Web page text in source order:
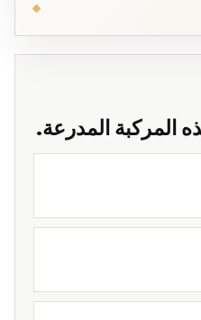
المركبة المدرعة.